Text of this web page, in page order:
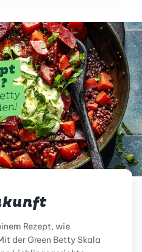
Rezept, wie
der Green Betty Skala